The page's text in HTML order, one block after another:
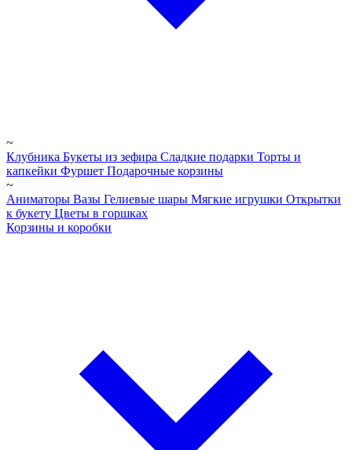
~
Клубника Букеты из зефира Сладкие подарки Торты и
капкейки Фуршет Подарочные корзины
~
Аниматоры Вазы Гелиевые шары Мягкие игрушки Открытки
к букету Цветы в горшках
Корзины и коробки